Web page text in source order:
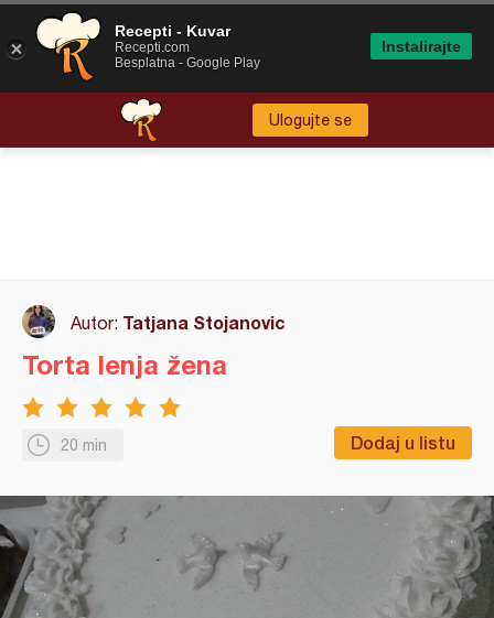
Ulogujte se
Autor: Tatjana Stojanovic
20 min Dodaj u listu
Torta lenja žena
Recepti - Kuvar
Recepti.com
Besplatna - Google Play
Instalirajte